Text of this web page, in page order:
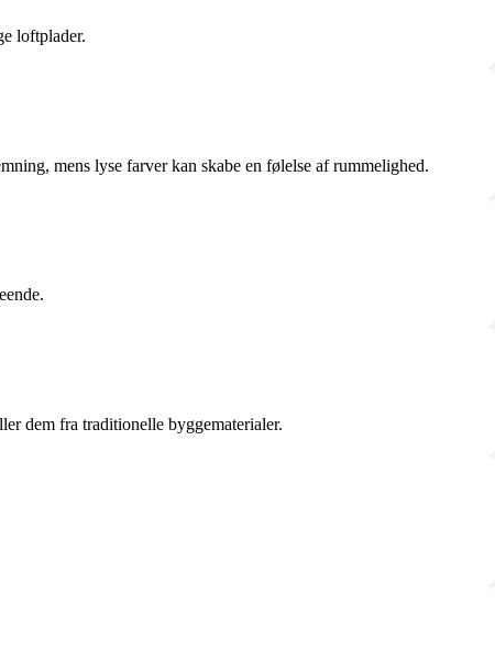
loftplader.
mens lyse farver kan skabe en følelse af rummelighed.
dem fra traditionelle byggematerialer.